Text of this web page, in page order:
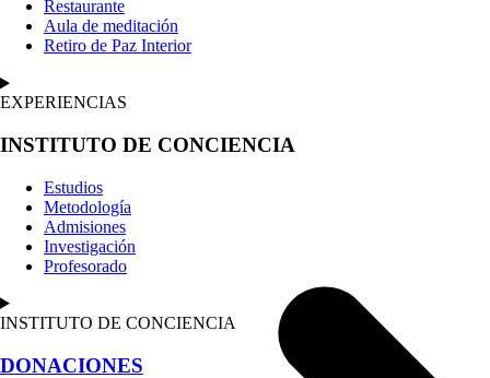
Restaurante
Aula de meditación
Retiro de Paz Interior
EXPERIENCIAS
INSTITUTO DE CONCIENCIA
Estudios
Metodología
Admisiones
Investigación
Profesorado
INSTITUTO DE CONCIENCIA
DONACIONES